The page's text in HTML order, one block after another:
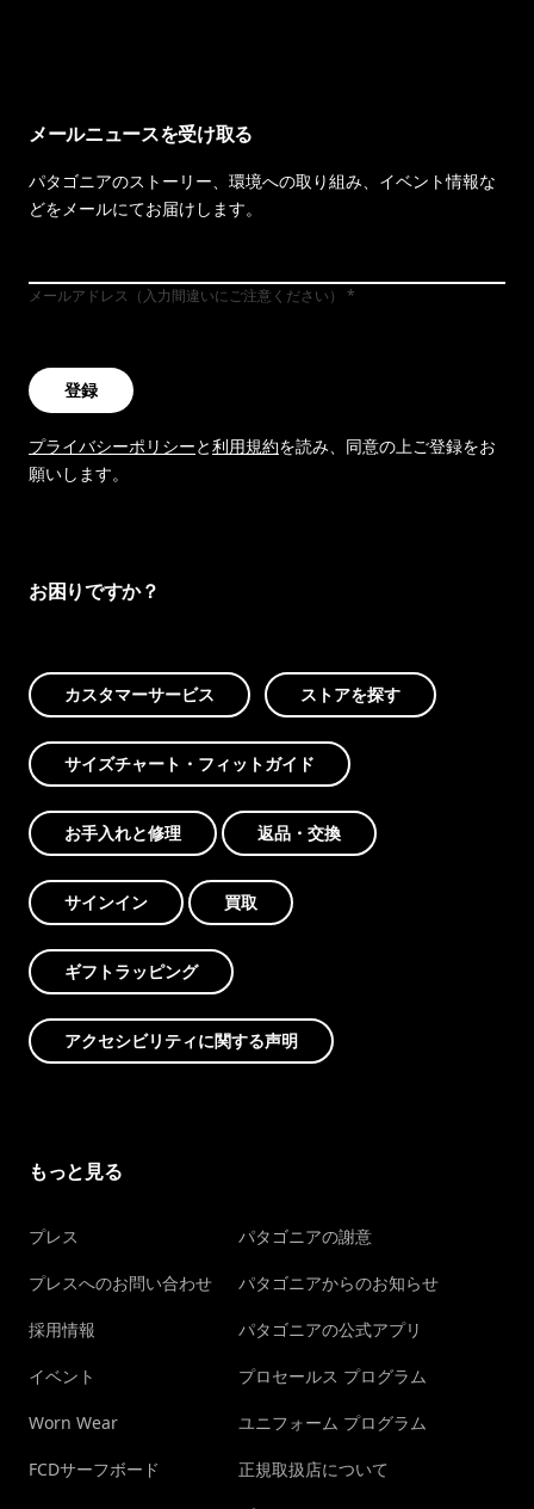
メールニュースを受け取る
パタゴニアのストーリー、環境への取り組み、イベント情報な
どをメールにてお届けします。
メールアドレス（入力間違いにご注意ください）
登録
プライバシーポリシーと利用規約を読み、同意の上ご登録をお
願いします。
お困りですか？
カスタマーサービス ストアを探す
サイズチャート・フィットガイド
お手入れと修理 返品・交換
サインイン 買取
ギフトラッピング
アクセシビリティに関する声明
もっと見る
プレス
プレスへのお問い合わせ
採用情報
イベント
Worn Wear
FCDサーフボード
パタゴニアの謝意
パタゴニアからのお知らせ
パタゴニアの公式アプリ
プロセールス プログラム
ユニフォーム プログラム
正規取扱店について